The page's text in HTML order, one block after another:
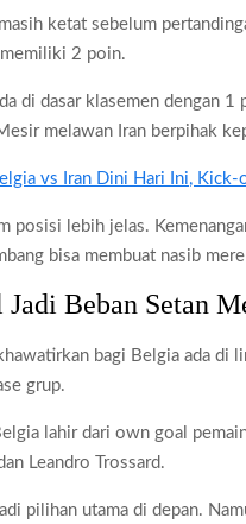
ketat sebelum
memiliki 2 poin.
di dasar klasemen dengan
melawan Iran berpihak
vs Iran Dini Hari Ini,
posisi lebih jelas.
bisa membuat nasib
Beban Setan
bagi Belgia ada di
grup.
lahir dari own goal
Leandro Trossard.
pilihan utama di depan.